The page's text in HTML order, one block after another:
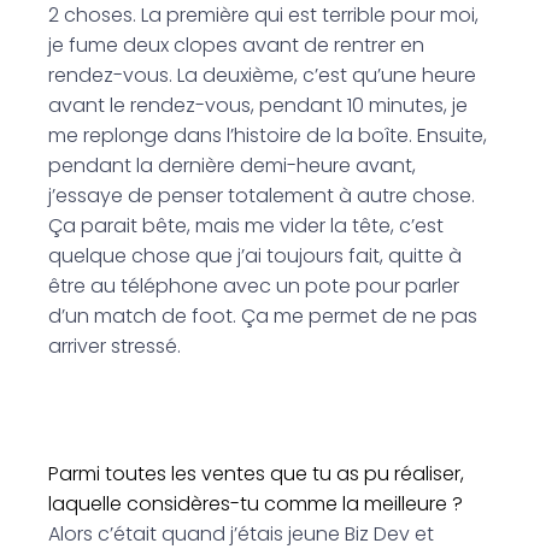
2 choses. La première qui est terrible pour moi,
je fume deux clopes avant de rentrer en
rendez-vous. La deuxième, c’est qu’une heure
avant le rendez-vous, pendant 10 minutes, je
me replonge dans l’histoire de la boîte. Ensuite,
pendant la dernière demi-heure avant,
j’essaye de penser totalement à autre chose.
Ça parait bête, mais me vider la tête, c’est
quelque chose que j’ai toujours fait, quitte à
être au téléphone avec un pote pour parler
d’un match de foot. Ça me permet de ne pas
arriver stressé.
Parmi toutes les ventes que tu as pu réaliser,
laquelle considères-tu comme la meilleure ?
Alors c’était quand j’étais jeune Biz Dev et